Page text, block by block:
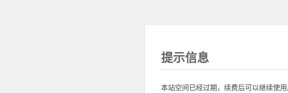
提示信息
本站空间已经过期，续费后可以继续使